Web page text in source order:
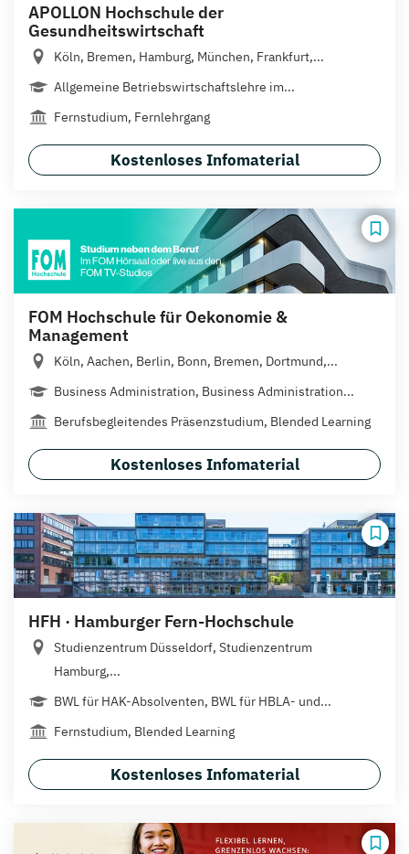
APOLLON Hochschule der
Gesundheitswirtschaft
Köln, Bremen, Hamburg, München, Frankfurt,...
Allgemeine Betriebswirtschaftslehre im...
Fernstudium, Fernlehrgang
Kostenloses Infomaterial
FOM Hochschule für Oekonomie &
Management
Köln, Aachen, Berlin, Bonn, Bremen, Dortmund,...
Business Administration, Business Administration...
Berufsbegleitendes Präsenzstudium, Blended Learning
Kostenloses Infomaterial
HFH · Hamburger Fern-Hochschule
Studienzentrum Düsseldorf, Studienzentrum
Hamburg,...
BWL für HAK-Absolventen, BWL für HBLA- und...
Fernstudium, Blended Learning
Kostenloses Infomaterial